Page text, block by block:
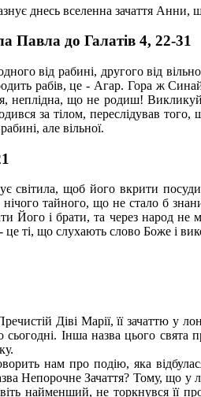
днесь вселенна зачаття Анни,
Павла до Галатів 4, 22-31
від рабині, другого від
рабів, це - Агар. Гора ж
неплідна, що не родиш!
за тілом, переслідував
але вільної.
світила, щоб його вкрити
тайного, що не стало б
і брати, та через народ не
ті, що слухають слово Боже і
Діві Марії, її зачаттю у
сьогодні. Інша назва цього
нам про подію, яка
Непорочне Зачаття? Тому, що у
найменший, не торкнувся її